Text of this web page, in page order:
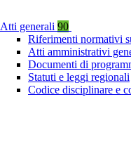
Atti generali 90
Riferimenti normativi
Atti amministrativi
Documenti di
Statuti e leggi regionali
Codice disciplinare e